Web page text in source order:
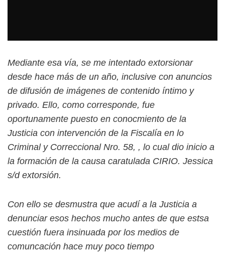
Mediante esa vía, se me intentado extorsionar
desde hace más de un año, inclusive con anuncios
de difusión de imágenes de contenido íntimo y
privado. Ello, como corresponde, fue
oportunamente puesto en conocmiento de la
Justicia con intervención de la Fiscalía en lo
Criminal y Correccional Nro. 58, , lo cual dio inicio a
la formación de la causa caratulada CIRIO. Jessica
s/d extorsión.
Con ello se desmustra que acudí a la Justicia a
denunciar esos hechos mucho antes de que estsa
cuestión fuera insinuada por los medios de
comuncación hace muy poco tiempo